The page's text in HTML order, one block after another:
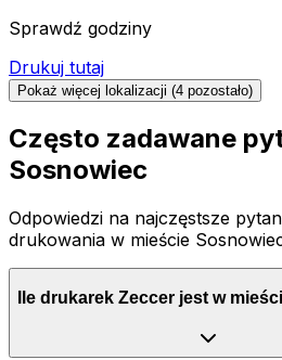
Sprawdź godziny
Drukuj tutaj
Pokaż więcej lokalizacji (4 pozostało)
Często zadawane
Sosnowiec
Odpowiedzi na najczęstsze
drukowania w mieście
Ile drukarek Zeccer jest w